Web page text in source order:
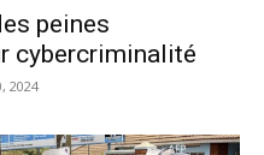
peines
cybercriminalité
2024